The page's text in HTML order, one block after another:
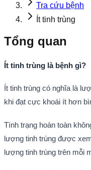
Tra cứu bệnh
Ít tinh trùng
Tổng quan
Ít tinh trùng là bệnh gì?
Ít tinh trùng có nghĩa là
khi đạt cực khoái ít hơn
Tình trạng hoàn toàn
lượng tinh trùng được
lượng tinh trùng trên mỗi